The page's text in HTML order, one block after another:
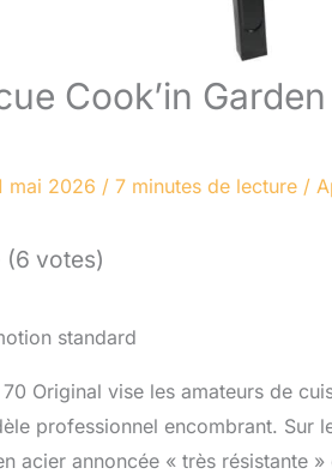
Cook’in
mai 2026 / 7 minutes de lecture /
(6 votes)
70 Original vise les amateurs de
professionnel encombrant.
acier annoncée « très résistante